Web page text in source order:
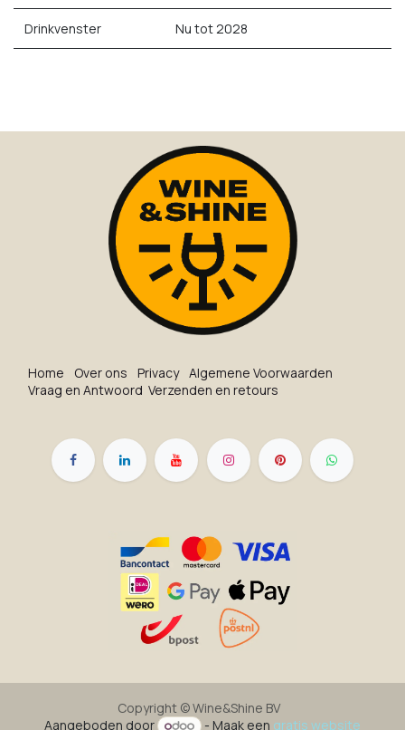
Drinkvenster Nu tot 2028
Ho​me O​ve​r on​s Privacy Algemene Voorwaarden
Vraag en Antwoord Verzenden en retours
Copyright ©Wine&Shine BV
Aangeboden door
- Maak een gratis website